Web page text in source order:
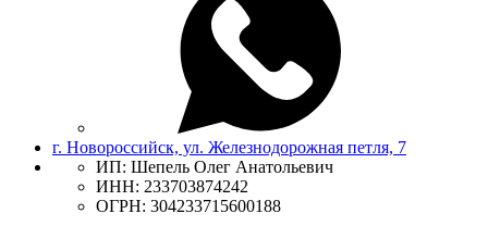
г. Новороссийск, ул. Железнодорожная петля, 7
ИП: Шепель Олег Анатольевич
ИНН: 233703874242
ОГРН: 304233715600188